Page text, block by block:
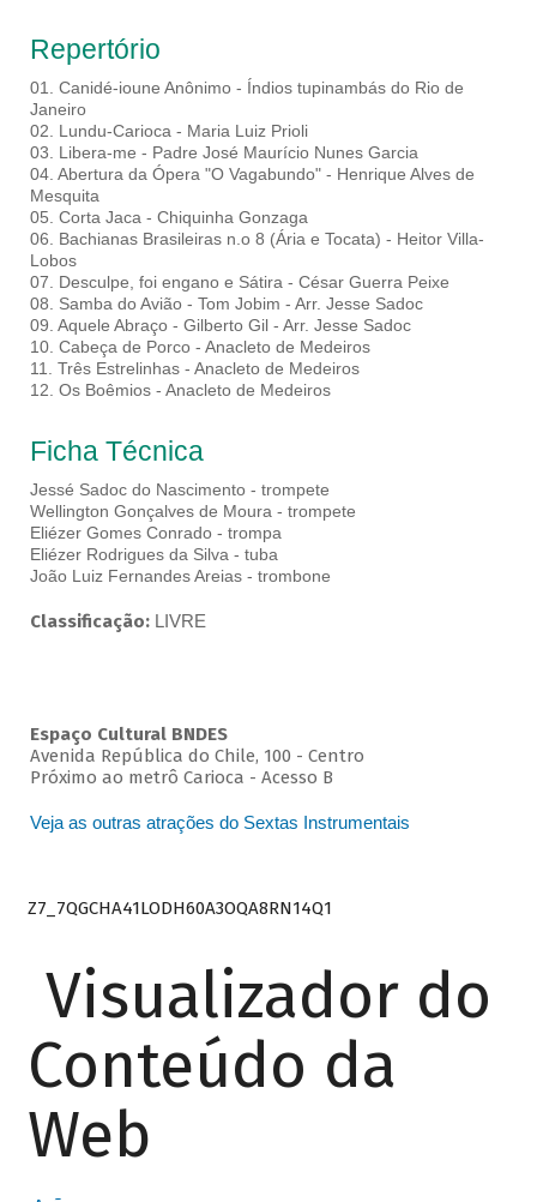
Repertório
01. Canidé-ioune Anônimo - Índios tupinambás do Rio de
Janeiro
02. Lundu-Carioca - Maria Luiz Prioli
03. Libera-me - Padre José Maurício Nunes Garcia
04. Abertura da Ópera "O Vagabundo" - Henrique Alves de
Mesquita
05. Corta Jaca - Chiquinha Gonzaga
06. Bachianas Brasileiras n.o 8 (Ária e Tocata) - Heitor Villa-
Lobos
07. Desculpe, foi engano e Sátira - César Guerra Peixe
08. Samba do Avião - Tom Jobim - Arr. Jesse Sadoc
09. Aquele Abraço - Gilberto Gil - Arr. Jesse Sadoc
10. Cabeça de Porco - Anacleto de Medeiros
11. Três Estrelinhas - Anacleto de Medeiros
12. Os Boêmios - Anacleto de Medeiros
Ficha Técnica
Jessé Sadoc do Nascimento - trompete
Wellington Gonçalves de Moura - trompete
Eliézer Gomes Conrado - trompa
Eliézer Rodrigues da Silva - tuba
João Luiz Fernandes Areias - trombone
Classificação: LIVRE
Espaço Cultural BNDES
Avenida República do Chile, 100 - Centro
Próximo ao metrô Carioca - Acesso B
Veja as outras atrações do Sextas Instrumentais
Z7_7QGCHA41LODH60A3OQA8RN14Q1
Visualizador do
Conteúdo da
Web